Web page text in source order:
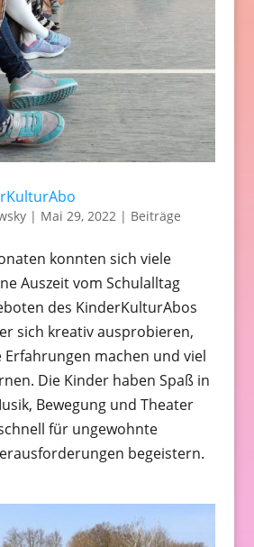
| Mai 29, 2022| Beiträge
konnten sich viele
Auszeit vom Schulalltag
des KinderKulturAbos
sich kreativ ausprobieren,
Erfahrungen machen und viel
Die Kinder haben Spaß in
Bewegung und Theater
für ungewohnte
begeistern.